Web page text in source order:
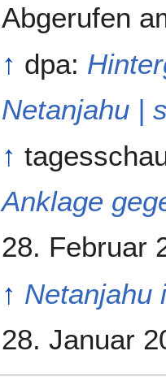
Abgerufen
↑ dpa:
Netanjahu |
↑
Anklage
28. Februar
↑ Netanjahu
28. Januar